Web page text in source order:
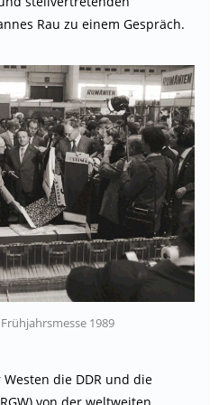
Rau zu einem Gespräch.
1989
die DDR und die